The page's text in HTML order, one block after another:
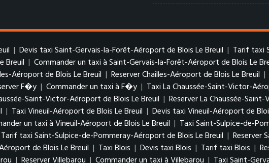
| Devis taxi Saint-Gervais-la-Forêt-Aéroport de Blois Le Breuil | Tarif taxi
Breuil | Commander un taxi à Saint-Gervais-la-Forêt-Aéroport de Blois Le
Aéroport de Blois Le Breuil | Reserver Chailles-Aéroport de Blois Le Breuil |
F�y | Commander un taxi à F�y | Taxi La Chaussée-Saint-Victor-
Saint-Victor-Aéroport de Blois Le Breuil | Reserver La Chaussée-
| Taxi Vineuil-Aéroport de Blois Le Breuil | Devis taxi Vineuil-Aéroport de
un taxi à Vineuil-Aéroport de Blois Le Breuil | Taxi Saint-Sulpice-de-
Tarif taxi Saint-Sulpice-de-Pommeray-Aéroport de Blois Le Breuil | Reserver
de Blois Le Breuil | Taxi Blois | Devis taxi Blois | Tarif taxi Blois |